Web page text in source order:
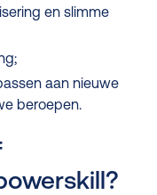
en slimme
aan nieuwe
beroepen.